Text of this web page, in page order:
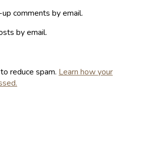
comments by email.
by email.
reduce spam. Learn how your